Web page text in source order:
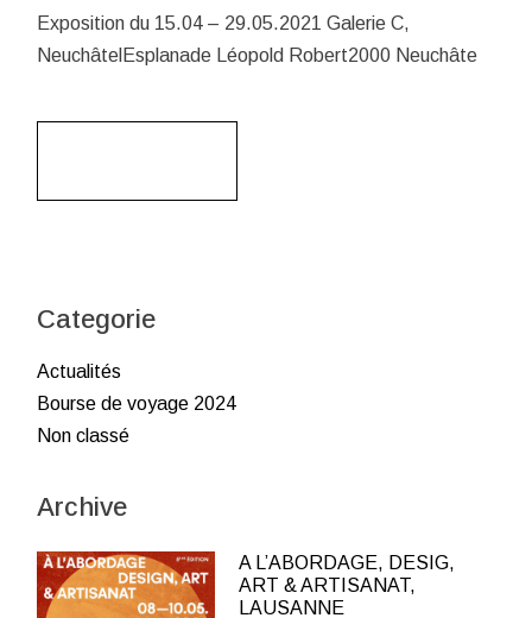
Exposition du 15.04 – 29.05.2021 Galerie C,
NeuchâtelEsplanade Léopold Robert2000 Neuchâte
Categorie
Actualités
Bourse de voyage 2024
Non classé
Archive
A L’ABORDAGE, DESIG,
ART & ARTISANAT,
LAUSANNE